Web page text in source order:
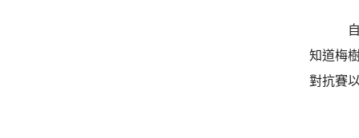
自然
知道梅
對抗賽